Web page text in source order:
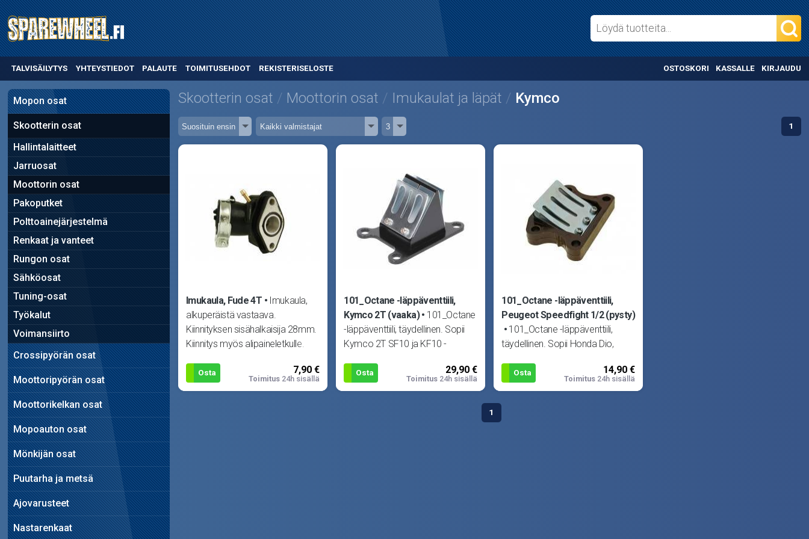
TALVISÄILYTYS YHTEYSTIEDOT PALAUTE TOIMITUSEHDOT REKISTERISELOSTE OSTOSKORI KASSALLE KIRJAUDU
Mopon osat
Skootterin osat
Hallintalaitteet
Jarruosat
Moottorin osat
Pakoputket
Polttoainejärjestelmä
Renkaat ja vanteet
Rungon osat
Sähköosat
Tuning-osat
Työkalut
Voimansiirto
Crossipyörän osat
Moottoripyörän osat
Moottorikelkan osat
Mopoauton osat
Mönkijän osat
Puutarha ja metsä
Ajovarusteet
Nastarenkaat
Skootterin osat Moottorin osat Imukaulat ja läpät Kymco
1
Imukaula, Fude 4T
Imukaula,
alkuperäistä vastaava.
Kiinnityksen sisähalkaisija 28mm.
Kiinnitys myös alipaineletkulle.
Osta 7,90 €
Toimitus24h sisällä
101_Octane -läppäventtiili,
Kymco 2T (vaaka)
101_Octane
-läppäventtiili, täydellinen. Sopii
Kymco 2T SF10 ja KF10 -
B&W,Osta 29,90 €
Toimitus24h sisällä
101_Octane -läppäventtiili,
Peugeot Speedfight 1/2 (pysty)
101_Octane -läppäventtiili,
täydellinen. Sopii Honda Dio,
Vision, Kymco GR1,
Osta 14,90 €
Toimitus 24h sisällä
1